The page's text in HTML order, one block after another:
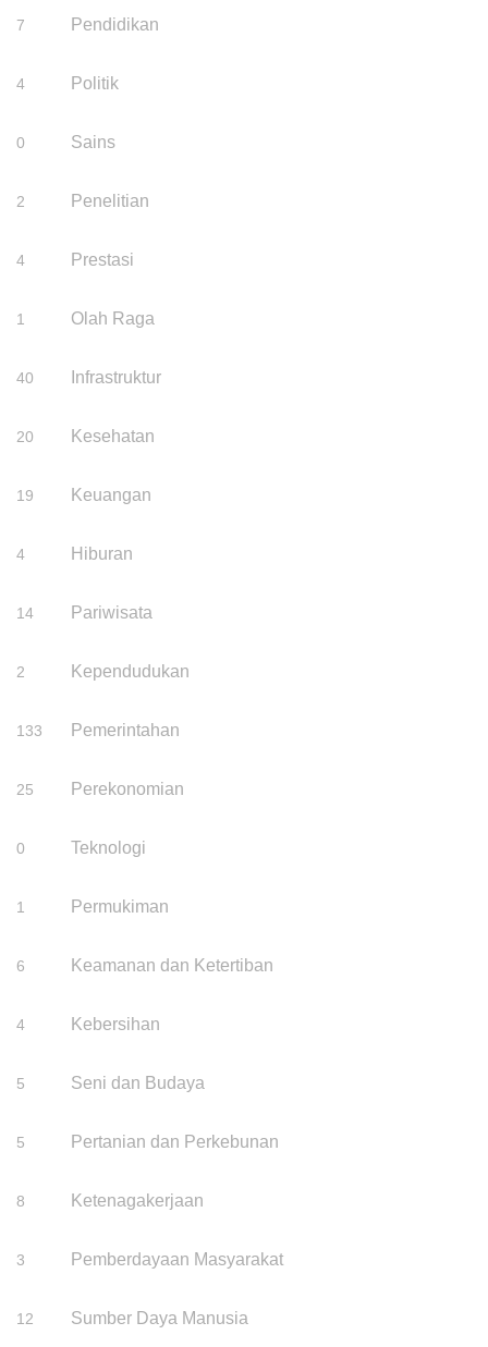
7 Pendidikan
4 Politik
0 Sains
2 Penelitian
4 Prestasi
1 Olah Raga
40 Infrastruktur
20 Kesehatan
19 Keuangan
4 Hiburan
14 Pariwisata
2 Kependudukan
133 Pemerintahan
25 Perekonomian
0 Teknologi
1 Permukiman
6 Keamanan dan Ketertiban
4 Kebersihan
5 Seni dan Budaya
5 Pertanian dan Perkebunan
8 Ketenagakerjaan
3 Pemberdayaan Masyarakat
12 Sumber Daya Manusia